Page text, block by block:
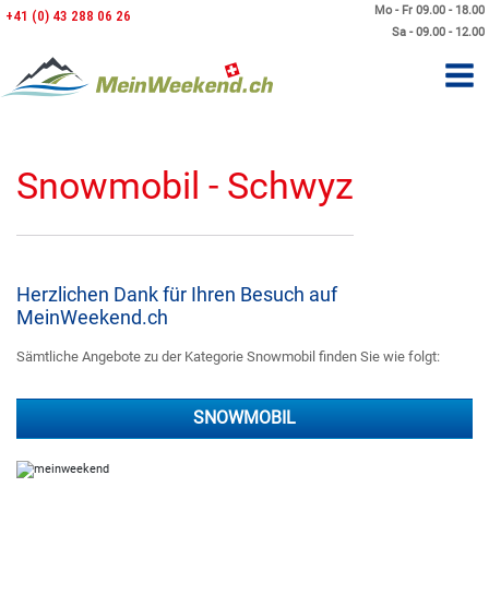
Mo - Fr 09.00 - 18.00
Sa - 09.00 - 12.00
+41 (0) 43 288 06 26
Snowmobil - Schwyz
Herzlichen Dank für Ihren Besuch auf
MeinWeekend.ch
Sämtliche Angebote zu der Kategorie Snowmobil finden Sie wie folgt:
SNOWMOBIL